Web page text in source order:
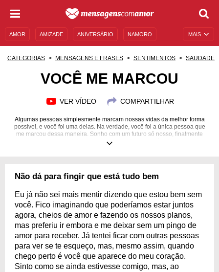
MAIS
AMOR AMIZADE ANIVERSÁRIO NAMORO
AUTOAJUDA
CATEGORIAS MENSAGENS E FRASES SENTIMENTOS SAUDADE
VOCÊ ME MARCOU
VER VÍDEO COMPARTILHAR
Algumas pessoas simplesmente marcam nossas vidas da melhor forma
possível, e você foi uma delas. Na verdade, você foi a única pessoa que
me marcou dessa maneira. Sonho com um futuro só nosso, finalmente
vivendo felizes o nosso amor. Seria possível?
Não dá para fingir que está tudo bem
Eu já não sei mais mentir dizendo que estou bem sem
você. Fico imaginando que poderíamos estar juntos
agora, cheios de amor e fazendo os nossos planos,
mas preferiu ir embora e me deixar sem um pingo de
amor para receber. Já tentei ficar com outras pessoas
para ver se te esqueço, mas, mesmo assim, quando
chego perto é você que aparece do meu coração.
Sinto como se ainda estivesse comigo, mas, ao